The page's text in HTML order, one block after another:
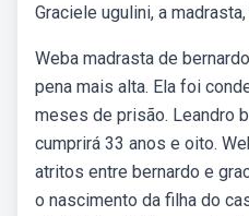
Graciele ugulini, a
Weba madrasta de
pena mais alta. Ela foi
meses de prisão. Leandro
cumprirá 33 anos e oito.
atritos entre bernardo e
o nascimento da filha do